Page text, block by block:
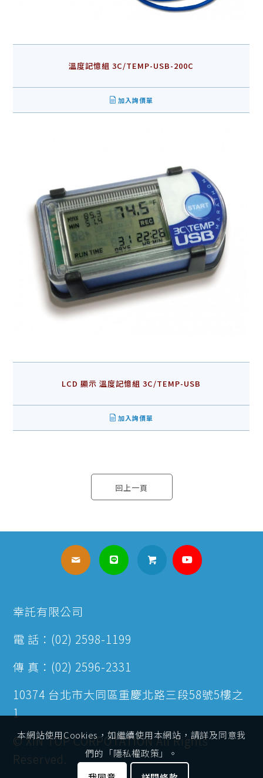
溫度記憶組 3C/TEMP-USB-200C
加入詢價單
LCD 顯示 溫度記憶組 3C/TEMP-USB
加入詢價單
回上一頁
幸託有限公司
電 話：(02) 2598-1199
傳 真：(02) 2596-2331
10374 台北市大同區重慶北路三段58號5樓之
1
© XIN TOP CORPOTATION All Rights
Reserved.
本網站使用Cookies，如繼續使用本網站，請詳及同意我
們的「隱私權政策」。